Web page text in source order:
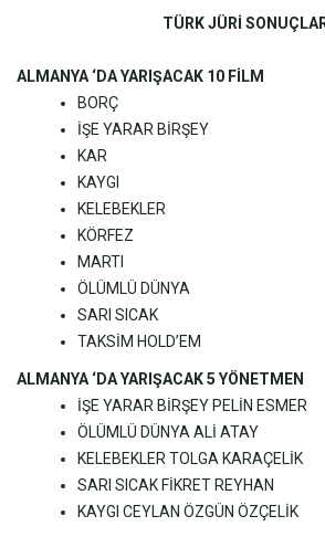
TÜRK JÜRİ
ALMANYA ‘DA YARIŞACAK 10 FİLM
BORÇ
İŞE YARAR BİRŞEY
KAR
KAYGI
KELEBEKLER
KÖRFEZ
MARTI
ÖLÜMLÜ DÜNYA
SARI SICAK
TAKSİM HOLD’EM
ALMANYA ‘DA YARIŞACAK 5 YÖNETMEN
İŞE YARAR BİRŞEY PELİN ESMER
ÖLÜMLÜ DÜNYA ALİ ATAY
KELEBEKLER TOLGA KARAÇELİK
SARI SICAK FİKRET REYHAN
KAYGI CEYLAN ÖZGÜN ÖZÇELİK